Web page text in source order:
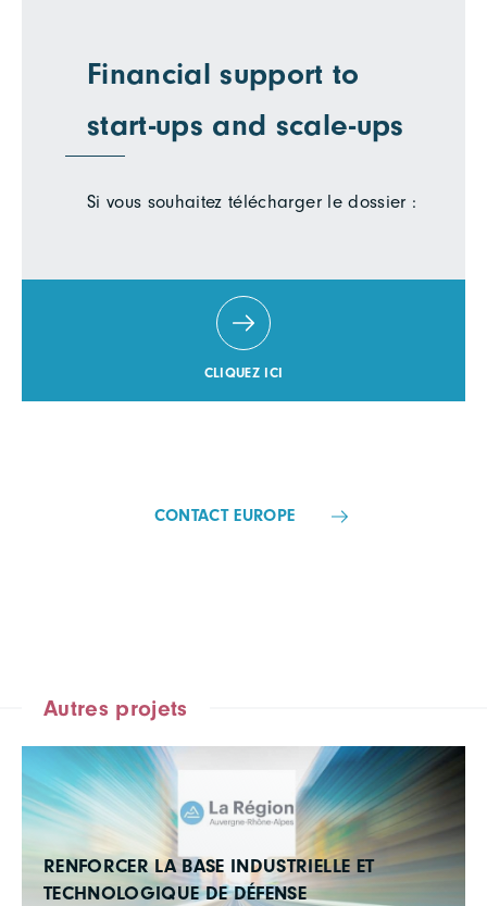
Financial support to
start-ups and scale-ups
Si vous souhaitez télécharger le dossier :
CLIQUEZ ICI
CONTACT EUROPE
Autres projets
RENFORCER LA BASE INDUSTRIELLE ET
TECHNOLOGIQUE DE DÉFENSE